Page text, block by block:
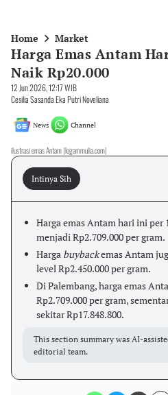
Home Market
Harga Emas Antam
Naik Rp20.000
12 Jun 2026, 12:17 WIB
Cesilia Sasanda Eka Putri Noveliana
News Channel
ilustrasi emas Antam (logammulia.com)
Intinya Sih
Harga emas Antam hari ini per
menjadi Rp2.709.000 per gram.
Harga buybackemas Antam
level Rp2.450.000 per gram.
Di Palembang, harga emas
Rp2.709.000 per gram,
sekitar Rp17.848.800.
This section summary was AI-
editorial team.